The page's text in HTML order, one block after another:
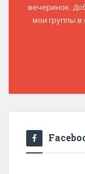
вечеринок.
мои группы в